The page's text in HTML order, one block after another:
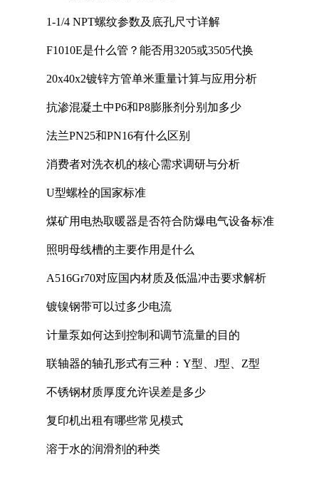
1-1/4 NPT螺纹参数及底孔尺寸详解
F1010E是什么管？能否用3205或3505代换
20x40x2镀锌方管单米重量计算与应用分析
抗渗混凝土中P6和P8膨胀剂分别加多少
法兰PN25和PN16有什么区别
消费者对洗衣机的核心需求调研与分析
U型螺栓的国家标准
煤矿用电热取暖器是否符合防爆电气设备标准
照明母线槽的主要作用是什么
A516Gr70对应国内材质及低温冲击要求解析
镀镍钢带可以过多少电流
计量泵如何达到控制和调节流量的目的
联轴器的轴孔形式有三种：Y型、J型、Z型
不锈钢材质厚度允许误差是多少
复印机出租有哪些常见模式
溶于水的润滑剂的种类